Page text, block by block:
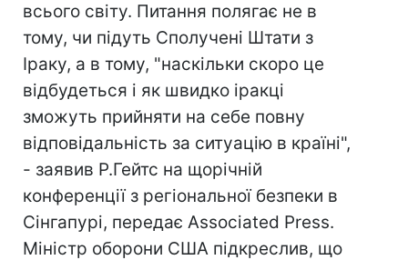
всього світу. Питання полягає не в
тому, чи підуть Сполучені Штати з
Іраку, а в тому, "наскільки скоро це
відбудеться і як швидко іракці
зможуть прийняти на себе повну
відповідальність за ситуацію в країні",
- заявив Р.Гейтс на щорічній
конференції з регіональної безпеки в
Сінгапурі, передає Associated Press.
Міністр оборони США підкреслив, що